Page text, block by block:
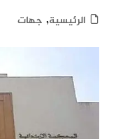
الرئيسية, جهات